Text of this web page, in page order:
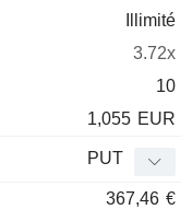
Illimité
3.72x
10
1,055 EUR
PUT
367,46 €